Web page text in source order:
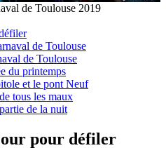
de Toulouse 2019
de Toulouse
de Toulouse
du printemps
et le pont Neuf
tous les maux
de la nuit
pour défiler